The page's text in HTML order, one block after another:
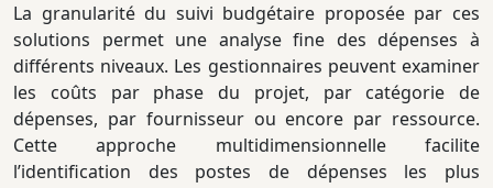
La granularité du suivi budgétaire proposée par ces
solutions permet une analyse fine des dépenses à
différents niveaux. Les gestionnaires peuvent examiner
les coûts par phase du projet, par catégorie de
dépenses, par fournisseur ou encore par ressource.
Cette approche multidimensionnelle facilite
l’identification des postes de dépenses les plus